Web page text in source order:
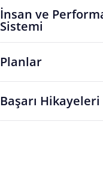
İnsan ve
Sistemi
Planlar
Başarı Hikayeleri